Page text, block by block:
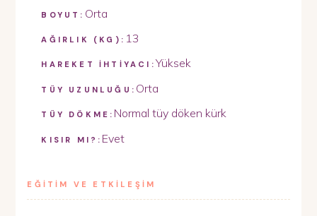
BOYUT: Orta
AĞIRLIK (KG): 13
HAREKET İHTİYACI: Yüksek
TÜY UZUNLUĞU: Orta
TÜY DÖKME: Normal tüy döken kürk
KISIR MI?: Evet
EĞİTİM VE ETKİLEŞİM